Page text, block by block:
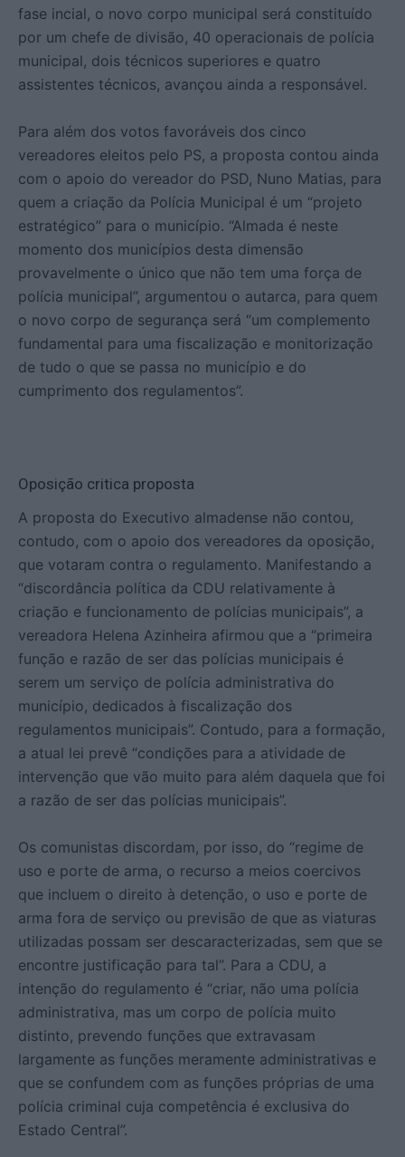
fase incial, o novo corpo municipal será constituído
por um chefe de divisão, 40 operacionais de polícia
municipal, dois técnicos superiores e quatro
assistentes técnicos, avançou ainda a responsável.
Para além dos votos favoráveis dos cinco
vereadores eleitos pelo PS, a proposta contou ainda
com o apoio do vereador do PSD, Nuno Matias, para
quem a criação da Polícia Municipal é um “projeto
estratégico” para o município. “Almada é neste
momento dos municípios desta dimensão
provavelmente o único que não tem uma força de
polícia municipal”, argumentou o autarca, para quem
o novo corpo de segurança será “um complemento
fundamental para uma fiscalização e monitorização
de tudo o que se passa no município e do
cumprimento dos regulamentos”.
Oposição critica proposta
A proposta do Executivo almadense não contou,
contudo, com o apoio dos vereadores da oposição,
que votaram contra o regulamento. Manifestando a
“discordância política da CDU relativamente à
criação e funcionamento de polícias municipais”, a
vereadora Helena Azinheira afirmou que a “primeira
função e razão de ser das polícias municipais é
serem um serviço de polícia administrativa do
município, dedicados à fiscalização dos
regulamentos municipais”. Contudo, para a formação,
a atual lei prevê “condições para a atividade de
intervenção que vão muito para além daquela que foi
a razão de ser das polícias municipais”.
Os comunistas discordam, por isso, do “regime de
uso e porte de arma, o recurso a meios coercivos
que incluem o direito à detenção, o uso e porte de
arma fora de serviço ou previsão de que as viaturas
utilizadas possam ser descaracterizadas, sem que se
encontre justificação para tal”. Para a CDU, a
intenção do regulamento é “criar, não uma polícia
administrativa, mas um corpo de polícia muito
distinto, prevendo funções que extravasam
largamente as funções meramente administrativas e
que se confundem com as funções próprias de uma
polícia criminal cuja competência é exclusiva do
Estado Central”.